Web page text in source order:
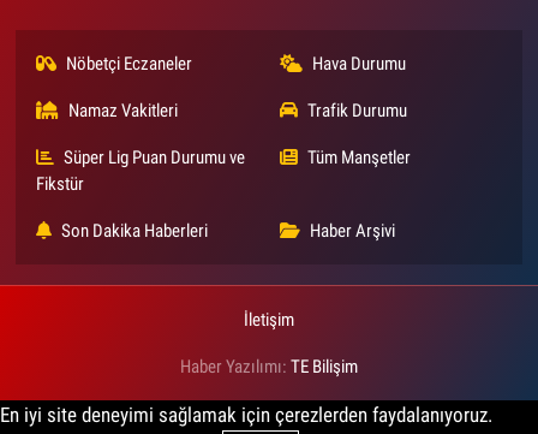
Nöbetçi Eczaneler Hava Durumu
Namaz Vakitleri Trafik Durumu
Süper Lig Puan Durumu ve
Fikstür
Tüm Manşetler
Son Dakika Haberleri Haber Arşivi
İletişim
Haber Yazılımı: TE Bilişim
En iyi site deneyimi sağlamak için çerezlerden faydalanıyoruz.